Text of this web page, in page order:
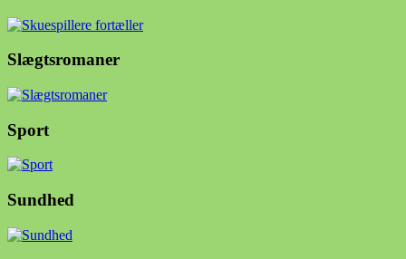
Slægtsromaner
Sport
Sundhed